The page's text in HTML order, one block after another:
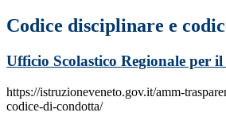
Codice disciplinare e
Ufficio Scolastico Regionale per il
https://istruzioneveneto.gov.it/amm-
codice-di-condotta/